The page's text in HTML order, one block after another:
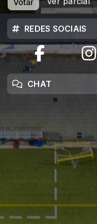
Votar
REDES SOCIAIS
CHAT